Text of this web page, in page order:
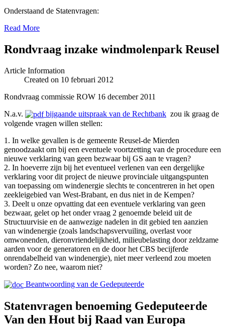
Onderstaand de Statenvragen:
Read More
Rondvraag inzake windmolenpark Reusel
Article Information
Created on 10 februari 2012
Rondvraag commissie ROW 16 december 2011
N.a.v.
bijgaande uitspraak van de Rechtbank zou ik graag de
volgende vragen willen stellen:
1. In welke gevallen is de gemeente Reusel-de Mierden
genoodzaakt om bij een eventuele voortzetting van de procedure een
nieuwe verklaring van geen bezwaar bij GS aan te vragen?
2. In hoeverre zijn bij het eventueel verlenen van een dergelijke
verklaring voor dit project de nieuwe provinciale uitgangspunten
van toepassing om windenergie slechts te concentreren in het open
zeekleigebied van West-Brabant, en dus niet in de Kempen?
3. Deelt u onze opvatting dat een eventuele verklaring van geen
bezwaar, gelet op het onder vraag 2 genoemde beleid uit de
Structuurvisie en de aanwezige nadelen in dit gebied ten aanzien
van windenergie (zoals landschapsvervuiling, overlast voor
omwonenden, dieronvriendelijkheid, milieubelasting door zeldzame
aarden voor de generatoren en de door het CBS becijferde
onrendabelheid van windenergie), niet meer verleend zou moeten
worden? Zo nee, waarom niet?
Beantwoording van de Gedeputeerde
Statenvragen benoeming Gedeputeerde
Van den Hout bij Raad van Europa